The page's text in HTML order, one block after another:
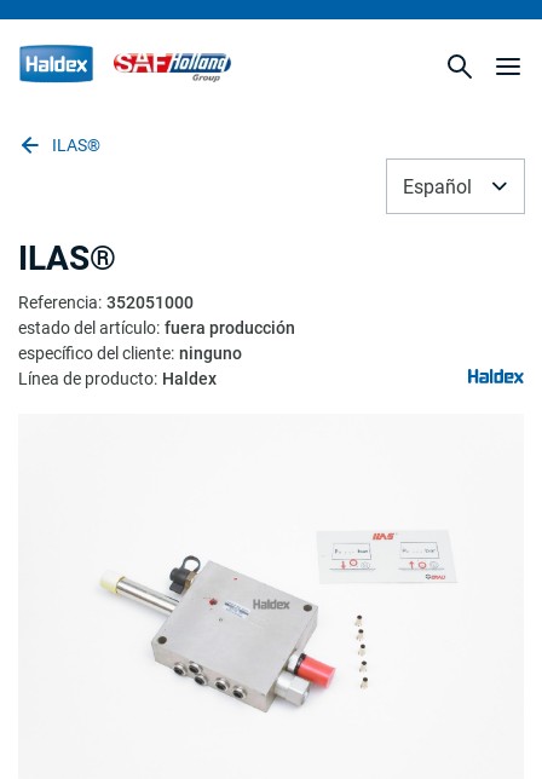
ILAS®
Español
ILAS®
Referencia: 352051000
estado del artículo: fuera producción
específico del cliente: ninguno
Línea de producto: Haldex